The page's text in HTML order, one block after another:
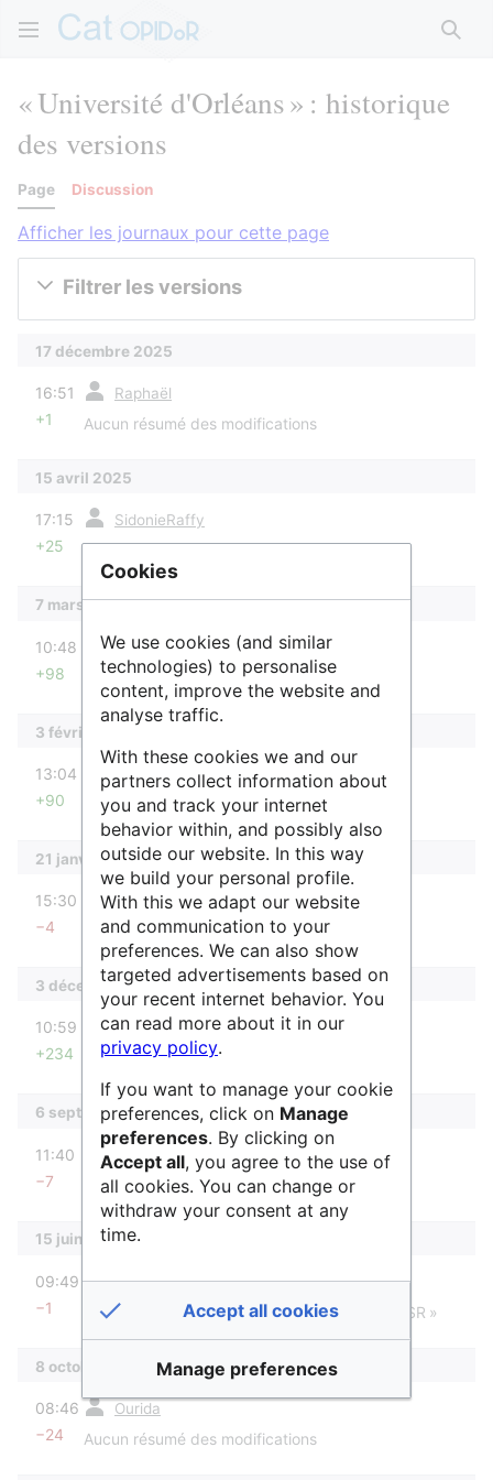
« Université d'Orléans » : historique
des versions
Page Discussion
Afficher les journaux pour cette page
Filtrer les versions
17 décembre 2025
16:51 Raphaël
+1 Aucun résumé des modifications
15 avril 2025
17:15 SidonieRaffy
+25
7 mars 2025
10:48 SidonieRaffy
+98 Aucun résumé des modifications
3 février 2025
13:04 SidonieRaffy
+90 Aucun résumé des modifications
21 janvier 2025
15:30 Ourida
−4 Aucun résumé des modifications
3 décembre 2024
10:59 SidonieRaffy
+234 Aucun résumé des modifications
6 septembre 2023
11:40 SidonieRaffy
−7 Aucun résumé des modifications
15 juin 2022
09:49 AnneAdmin m
−1 Remplacement de texte : « MESRI » par « MESR »
8 octobre 2021
08:46 Ourida
−24 Aucun résumé des modifications
Cookies
We use cookies (and similar
technologies) to personalise
content, improve the website and
analyse traffic.
With these cookies we and our
partners collect information about
you and track your internet
behavior within, and possibly also
outside our website. In this way
we build your personal profile.
With this we adapt our website
and communication to your
preferences. We can also show
targeted advertisements based on
your recent internet behavior. You
can read more about it in our
privacy policy.
If you want to manage your cookie
preferences, click on Manage
preferences. By clicking on
Accept all, you agree to the use of
all cookies. You can change or
withdraw your consent at any
time.
Accept all cookies
Manage preferences